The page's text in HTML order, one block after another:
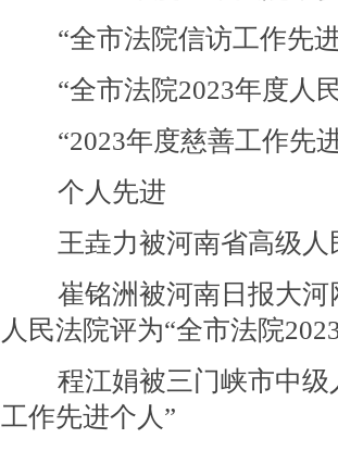
“全市法院信访工作先
“全市法院2023年度人民
“2023年度慈善工作先
个人先进
王垚力被河南省高级人
崔铭洲被河南日报大河
人民法院评为“全市法院
程江娟被三门峡市中级
工作先进个人”